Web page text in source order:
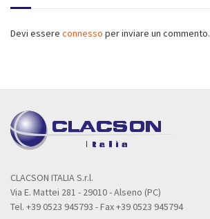
Devi essere connesso per inviare un commento.
CLACSON ITALIA S.r.l.
Via E. Mattei 281 - 29010 - Alseno (PC)
Tel. +39 0523 945793 - Fax +39 0523 945794